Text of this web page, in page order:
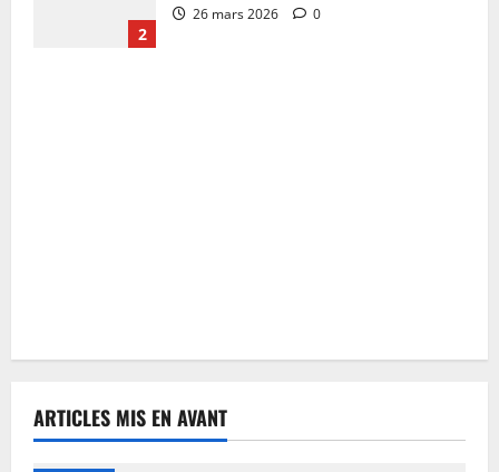
2
26 mars 2026 0
ARTICLES MIS EN AVANT